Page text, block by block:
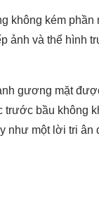
không kém
ảnh và thể hình
gương mặt
bầu không
như một lời tri ân